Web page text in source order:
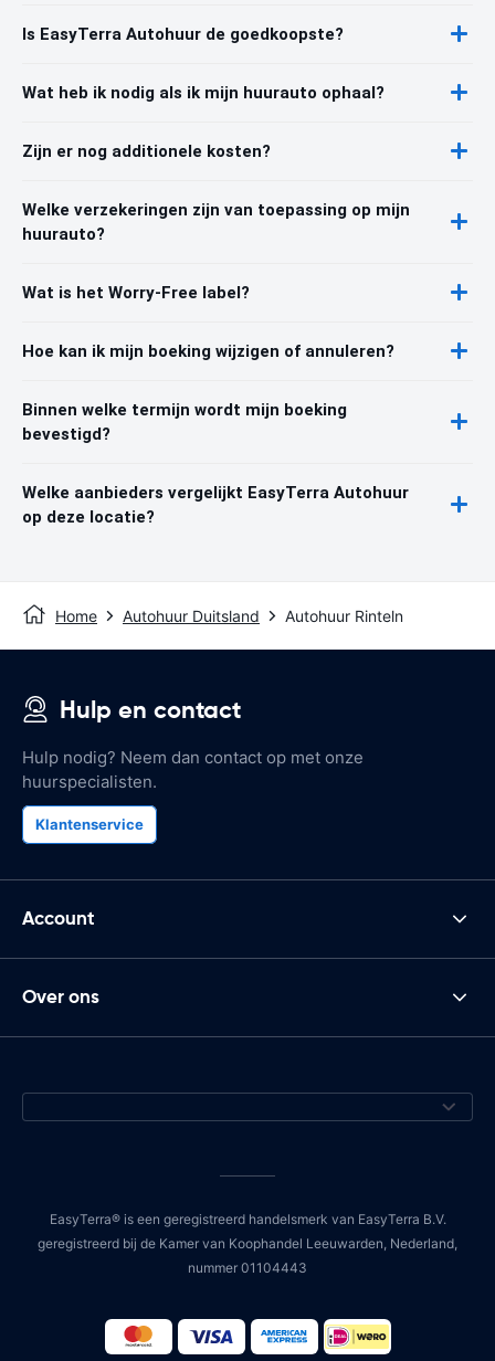
Is EasyTerra Autohuur de goedkoopste?
Wat heb ik nodig als ik mijn huurauto ophaal?
Zijn er nog additionele kosten?
Welke verzekeringen zijn van toepassing op mijn
huurauto?
Wat is het Worry-Free label?
Hoe kan ik mijn boeking wijzigen of annuleren?
Binnen welke termijn wordt mijn boeking
bevestigd?
Welke aanbieders vergelijkt EasyTerra Autohuur
op deze locatie?
Home Autohuur Duitsland Autohuur Rinteln
Hulp en contact
Hulp nodig? Neem dan contact op met onze
huurspecialisten.
Klantenservice
Account
Over ons
EasyTerra® is een geregistreerd handelsmerk van EasyTerra B.V.
geregistreerd bij de Kamer van Koophandel Leeuwarden, Nederland,
nummer 01104443